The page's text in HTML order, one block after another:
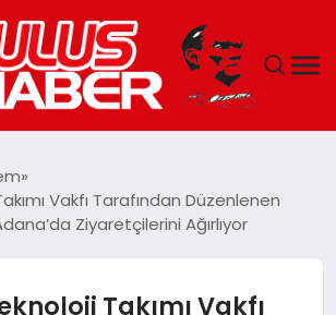
Vakfı Tarafından Düzenlenen
Ziyaretçilerini Ağırlıyor
Takımı Vakfı